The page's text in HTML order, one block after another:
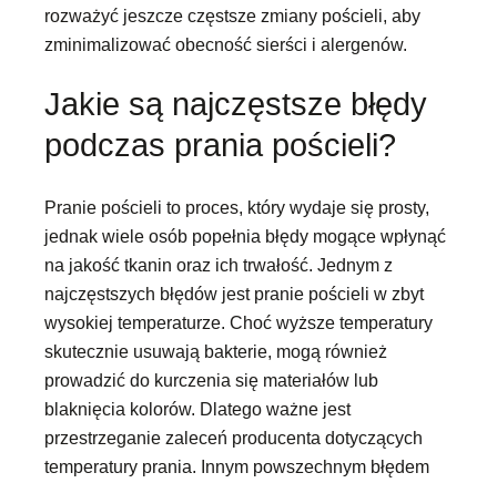
rozważyć jeszcze częstsze zmiany pościeli, aby
zminimalizować obecność sierści i alergenów.
Jakie są najczęstsze błędy
podczas prania pościeli?
Pranie pościeli to proces, który wydaje się prosty,
jednak wiele osób popełnia błędy mogące wpłynąć
na jakość tkanin oraz ich trwałość. Jednym z
najczęstszych błędów jest pranie pościeli w zbyt
wysokiej temperaturze. Choć wyższe temperatury
skutecznie usuwają bakterie, mogą również
prowadzić do kurczenia się materiałów lub
blaknięcia kolorów. Dlatego ważne jest
przestrzeganie zaleceń producenta dotyczących
temperatury prania. Innym powszechnym błędem